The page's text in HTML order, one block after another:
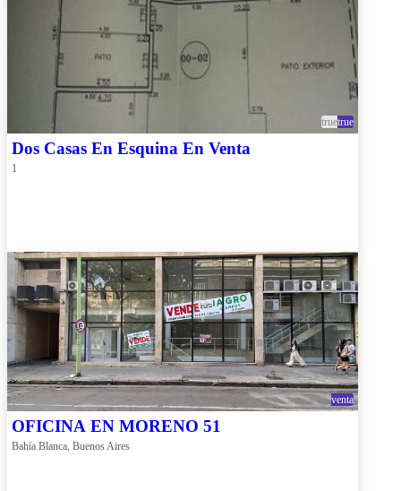
truetrue
Dos Casas En Esquina En Venta
1
venta
OFICINA EN MORENO 51
Bahía Blanca, Buenos Aires